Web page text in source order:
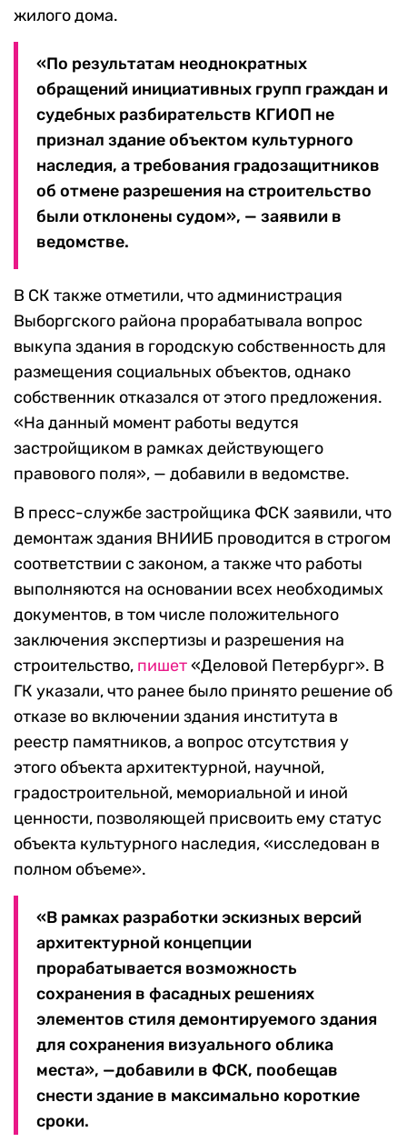
жилого дома.
«По результатам неоднократных
обращений инициативных групп граждан и
судебных разбирательств КГИОП не
признал здание объектом культурного
наследия, а требования градозащитников
об отмене разрешения на строительство
были отклонены судом», — заявили в
ведомстве.
В СК также отметили, что администрация
Выборгского района прорабатывала вопрос
выкупа здания в городскую собственность для
размещения социальных объектов, однако
собственник отказался от этого предложения.
«На данный момент работы ведутся
застройщиком в рамках действующего
правового поля», — добавили в ведомстве.
В пресс-службе застройщика ФСК заявили, что
демонтаж здания ВНИИБ проводится в строгом
соответствии с законом, а также что работы
выполняются на основании всех необходимых
документов, в том числе положительного
заключения экспертизы и разрешения на
строительство, пишет«Деловой Петербург». В
ГК указали, что ранее было принято решение об
отказе во включении здания института в
реестр памятников, а вопрос отсутствия у
этого объекта архитектурной, научной,
градостроительной, мемориальной и иной
ценности, позволяющей присвоить ему статус
объекта культурного наследия, «исследован в
полном объеме».
«В рамках разработки эскизных версий
архитектурной концепции
прорабатывается возможность
сохранения в фасадных решениях
элементов стиля демонтируемого здания
для сохранения визуального облика
места», —добавили в ФСК, пообещав
снести здание в максимально короткие
сроки.